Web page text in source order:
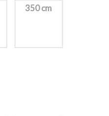
350 cm